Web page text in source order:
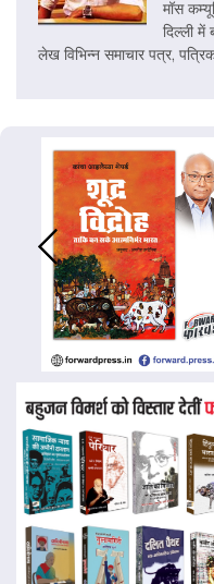
मॉस
दिल्ली
लेख विभिन्न समाचार पत्र,